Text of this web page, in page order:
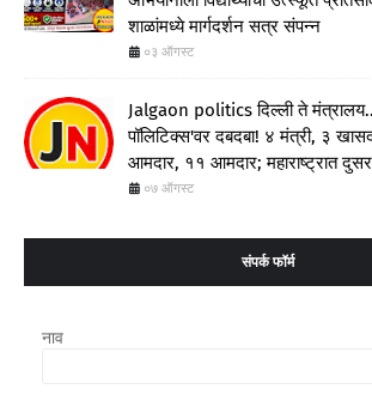
शाळांमध्ये मार्गदर्शन सत्र संपन्न
०३ ऑगस्ट
Jalgaon politics दिल्ली ते
पॉलिटिक्स'वर दबदबा! ४ मंत्री, ३
आमदार, ११ आमदार; महाराष्ट्रात
०७ ऑगस्ट
संपर्क फॉर्म
नाव